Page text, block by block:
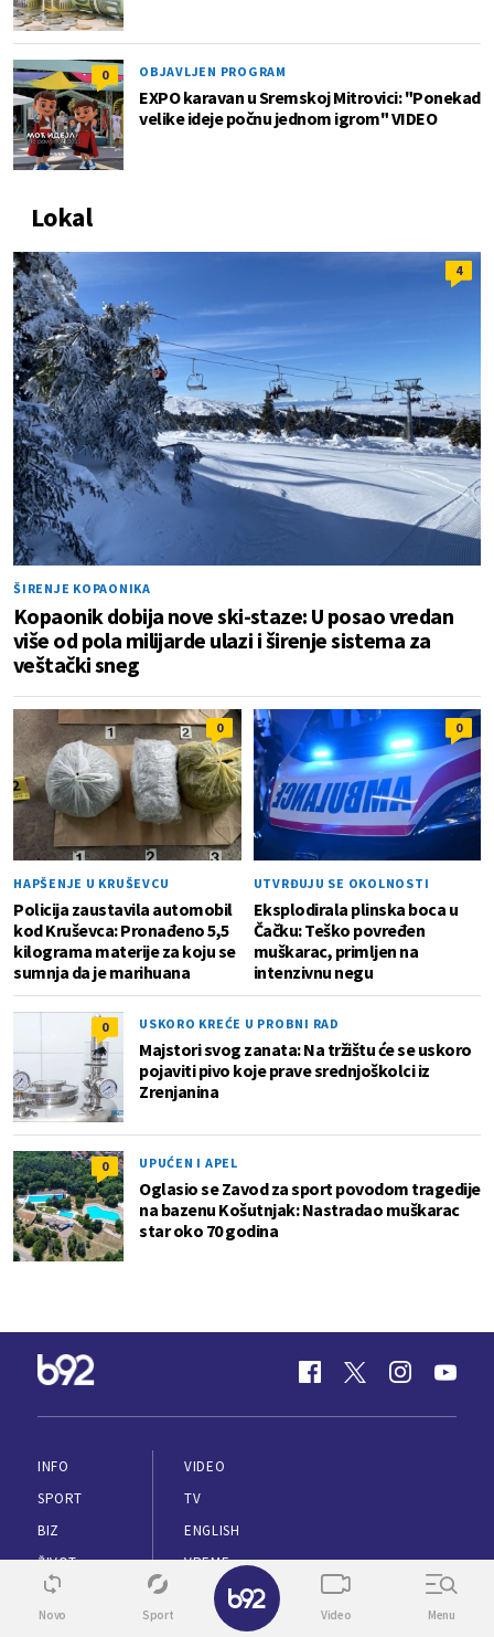
0 OBJAVLJEN PROGRAM
EXPO karavan u Sremskoj Mitrovici: "Ponekad
velike ideje počnu jednom igrom" VIDEO
Lokal
4
ŠIRENJE KOPAONIKA
Kopaonik dobija nove ski-staze: U posao vredan
više od pola milijarde ulazi i širenje sistema za
veštački sneg
0
HAPŠENJE U KRUŠEVCU
Policija zaustavila automobil
kod Kruševca: Pronađeno 5,5
kilograma materije za koju se
sumnja da je marihuana
0
UTVRĐUJU SE OKOLNOSTI
Eksplodirala plinska boca u
Čačku: Teško povređen
muškarac, primljen na
intenzivnu negu
0 USKORO KREĆE U PROBNI RAD
Majstori svog zanata: Na tržištu će se uskoro
pojaviti pivo koje prave srednjoškolci iz
Zrenjanina
0 UPUĆEN I APEL
Oglasio se Zavod za sport povodom tragedije
na bazenu Košutnjak: Nastradao muškarac
star oko 70 godina
INFO
SPORT
BIZ
ŽIVOT
ZDRAVLJE
VIDEO
TV
ENGLISH
VREME
Novo Sport Video Menu
✕